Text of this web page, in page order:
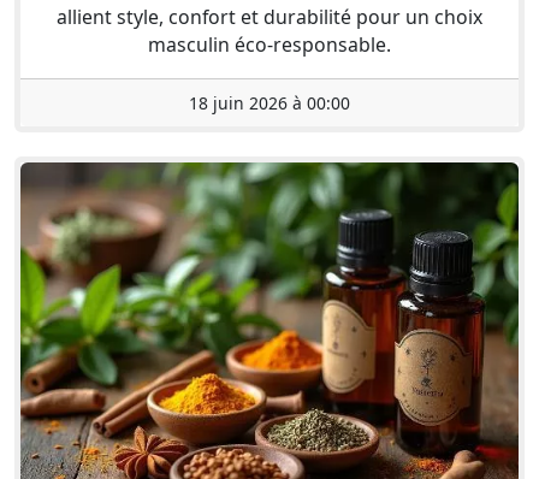
allient style, confort et durabilité pour un choix
masculin éco-responsable.
18 juin 2026 à 00:00